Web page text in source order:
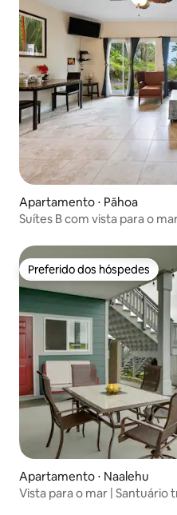
Apartamento ⋅ Pāhoa
Suítes B com vista para o
Preferido dos hóspedes
Preferido dos hóspedes
Apartamento ⋅ Naalehu
Vista para o mar | Santuário